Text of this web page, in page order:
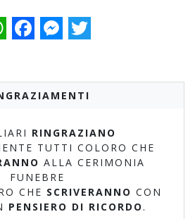
FacebookMessenger
Twitter
RINGRAZIANO
TUTTI COLORO CHE
ALLA CERIMONIA
FUNEBRE
CHE SCRIVERANNO CON
PENSIERO DI RICORDO .